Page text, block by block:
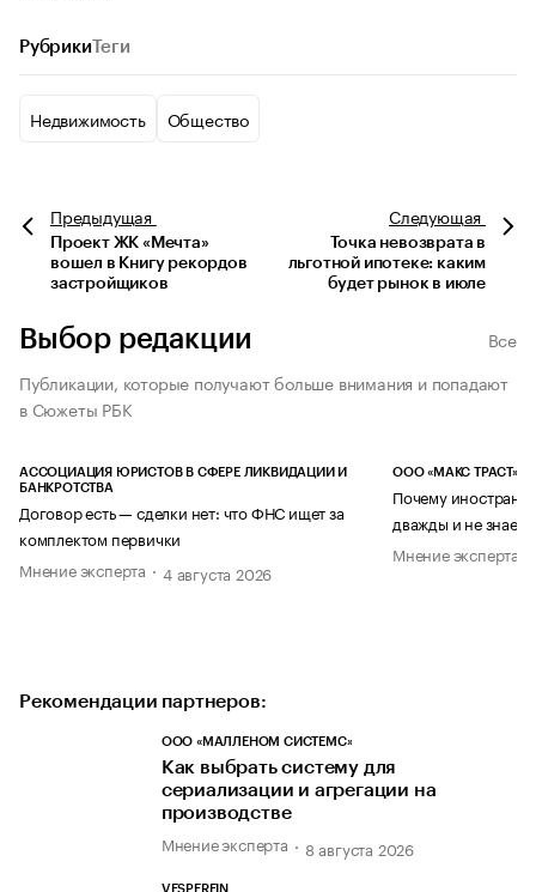
Рубрики Теги
Недвижимость Общество
Предыдущая
Проект ЖК «Мечта»
вошел в Книгу рекордов
застройщиков
Следующая
Точка невозврата в
льготной ипотеке: каким
будет рынок в июле
Выбор редакции
Все
Публикации, которые получают больше внимания и попадают
в Сюжеты РБК
АССОЦИАЦИЯ ЮРИСТОВ В СФЕРЕ ЛИКВИДАЦИИ И
БАНКРОТСТВА
Договор есть — сделки нет: что ФНС ищет за
комплектом первички
Мнение эксперта
4 августа 2026
ООО «МАКС ТРАСТ»
Почему
дважды и не знает
Мнение эксперта
Рекомендации партнеров:
ООО «МАЛЛЕНОМ СИСТЕМС»
Как выбрать систему для
сериализации и агрегации на
производстве
Мнение эксперта 8 августа 2026
VESPERFIN